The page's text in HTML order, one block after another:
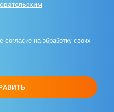
согласие на обработку своих